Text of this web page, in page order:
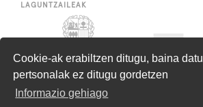
Cookie-ak erabiltzen ditugu, baina datu
pertsonalak ez ditugu gordetzen
Informazio gehiago
LAGUNTZAILEAK